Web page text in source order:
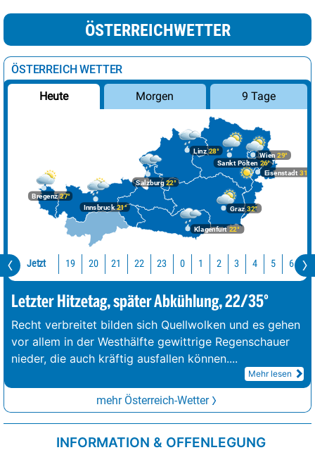
ÖSTERREICHWETTER
ÖSTERREICH WETTER
Heute Morgen 9 Tage
Bregenz27°
Graz32°
Innsbruck21°
Klagenfurt 22°
Linz28°
Salzburg22°
Wien 29°
Eisenstadt 31°
Sankt Pölten 26°
Jetzt 19 20 21 22 23 0 1 2 3 4 5 6 7
Letzter Hitzetag, später Abkühlung, 22/35°
Recht verbreitet bilden sich Quellwolken und es gehen
vor allem in der Westhälfte gewittrige Regenschauer
nieder, die auch kräftig ausfallen können....
Mehr lesen
mehr Österreich-Wetter
INFORMATION & OFFENLEGUNG